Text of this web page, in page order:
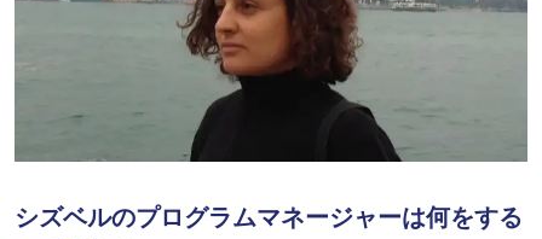
シズベルのプログラムマネージャーは何をする